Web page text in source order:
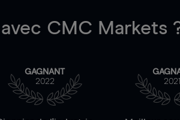
avec CMC Markets
GAGNANT
2022
2021